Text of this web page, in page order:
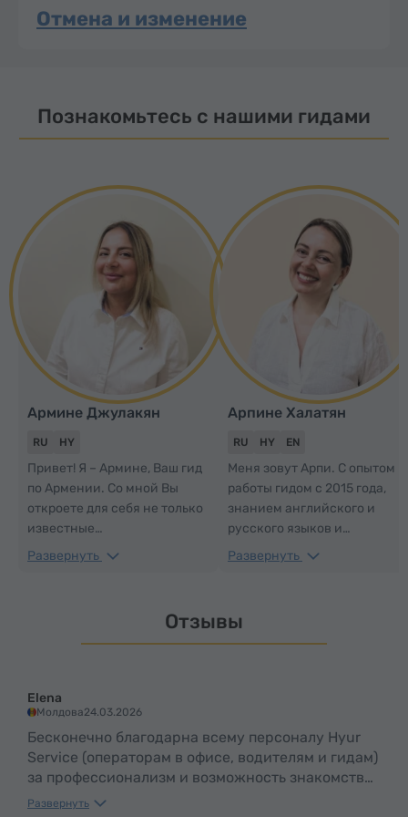
Отмена и изменение
Познакомьтесь с нашими гидами
Армине Джулакян
RU HY
Привет! Я – Армине, Ваш гид
по Армении. Со мной Вы
откроете для себя не только
известные
достопримечательности, но
Развернуть
Арпине Халатян
RU HY EN
Меня зовут Арпи. С опытом
работы гидом с 2015 года,
знанием английского и
русского языков и
обширными познаниями в
во время которых Вы
откроете для себя Армению
Развернуть
Отзывы
Elena
Молдова24.03.2026
Бесконечно благодарна всему персоналу Hyur
Service (операторам в офисе, водителям и гидам)
за профессионализм и возможность знакомства
с самобытной культурой и глубокой историей
Развернуть